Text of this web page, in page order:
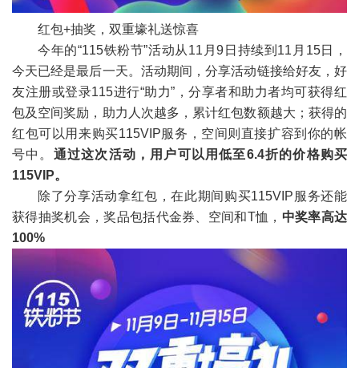
红包+抽奖，双重壕礼送惊喜
今年的“115铁粉节”活动从11月9日持续到11月15日，
今天已经是最后一天。活动期间，分享活动链接给好友，好
友注册或登录115进行“助力”，分享者和助力者均可获得红
包及空间奖励，助力人次越多，累计红包数额越大；获得的
红包可以用来购买115VIP服务，空间则直接扩容到你的帐
号中。 通过这次活动，用户可以用低至6.4折的价格购买
115VIP。
除了分享活动拿红包，在此期间购买115VIP服务还能
获得抽奖机会，奖品包括代金券、空间和T恤， 中奖率高达
100%